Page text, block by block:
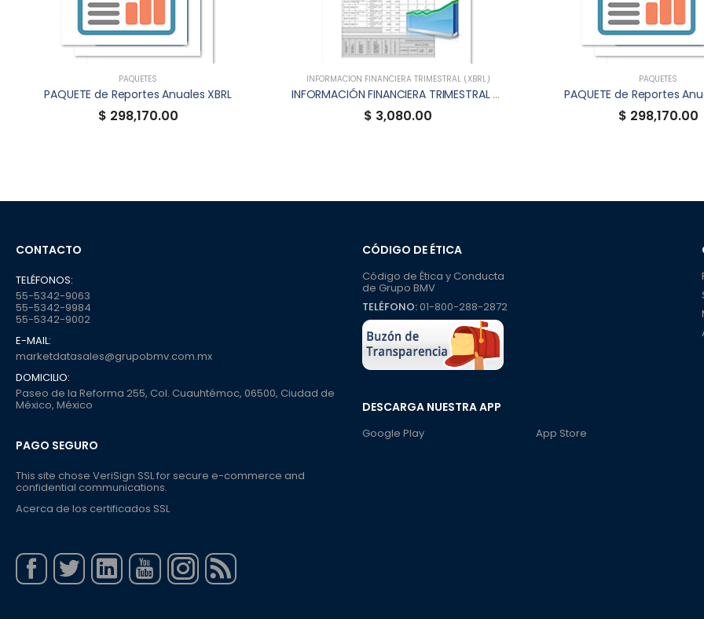
PAQUETES
PAQUETE de Reportes Anuales XBRL
$ 298,170.00
INFORMACIÓN FINANCIERA TRIMESTRAL (XBRL)
INFORMACIÓN FINANCIERA TRIMESTRAL XBRL DE SIPYTCB
$ 3,080.00
PAQUETES
PAQUETE de Reportes
$ 298,170.00
CÓDIGO DE ÉTICA
Código de Ética y Conducta
de Grupo BMV
TELÉFONO:01-800-288-2872
DESCARGA NUESTRA APP
Google Play App Store
CONTACTO
TELÉFONOS:
55-5342-9063
55-5342-9984
55-5342-9002
E-MAIL:
marketdatasales@grupobmv.com.mx
DOMICILIO:
Paseo de la Reforma 255, Col. Cuauhtémoc, 06500, Ciudad de
México, México
PAGO SEGURO
This site chose VeriSign SSL for secure e-commerce and
confidential communications.
Acerca de los certificados SSL